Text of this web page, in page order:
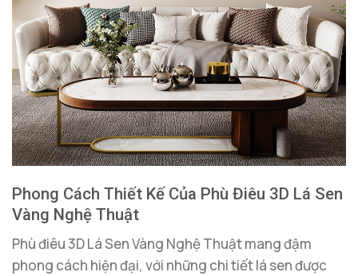
Phong Cách Thiết Kế Của Phù Điêu 3D Lá Sen
Vàng Nghệ Thuật
Phù điêu 3D Lá Sen Vàng Nghệ Thuật mang đậm
phong cách hiện đại, với những chi tiết lá sen được